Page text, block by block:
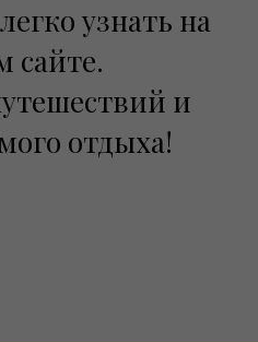
узнать на
сайте.
и
отдыха!